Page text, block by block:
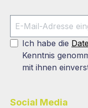
Ich habe die
Kenntnis
mit ihnen
Social Media